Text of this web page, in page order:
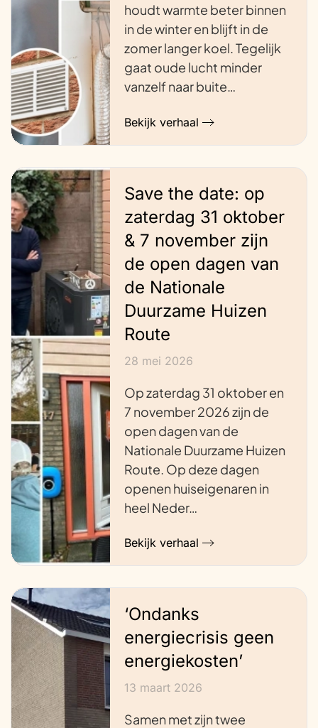
houdt warmte beter binnen
in de winter en blijft in de
zomer langer koel. Tegelijk
gaat oude lucht minder
vanzelf naar buite…
Bekijk verhaal
Save the date: op
zaterdag 31 oktober
& 7 november zijn
de open dagen van
de Nationale
Duurzame Huizen
Route
28 mei 2026
Op zaterdag 31 oktober en
7 november 2026 zijn de
open dagen van de
Nationale Duurzame Huizen
Route. Op deze dagen
openen huiseigenaren in
heel Neder…
Bekijk verhaal
‘Ondanks
energiecrisis geen
energiekosten’
13 maart 2026
Samen met zijn twee